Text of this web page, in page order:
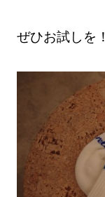
ぜひお試しを！